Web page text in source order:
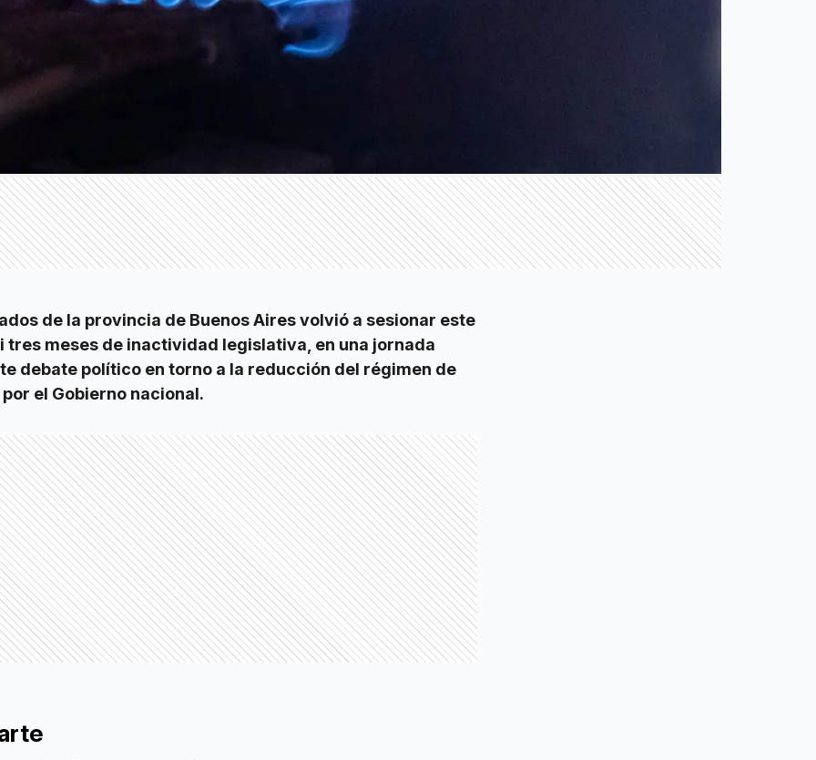
de la provincia de Buenos Aires volvió a sesionar este
tres meses de inactividad legislativa, en una jornada
debate político en torno a la reducción del régimen de
el Gobierno nacional.